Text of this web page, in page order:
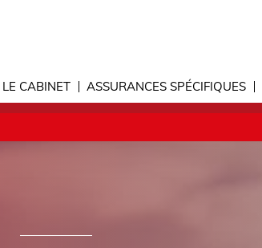
LE CABINET ASSURANCES SPÉCIFIQUES